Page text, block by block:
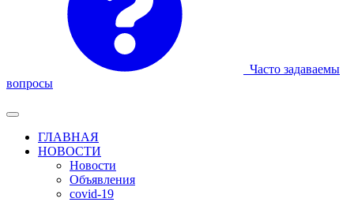
Часто задаваемы
вопросы
ГЛАВНАЯ
НОВОСТИ
Новости
Объявления
covid-19